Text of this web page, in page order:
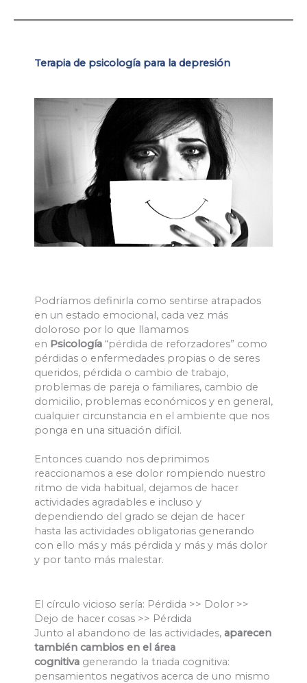
Terapia de psicología para la depresión
Podríamos definirla como sentirse atrapados
en un estado emocional, cada vez más
doloroso por lo que llamamos
en Psicología “pérdida de reforzadores” como
pérdidas o enfermedades propias o de seres
queridos, pérdida o cambio de trabajo,
problemas de pareja o familiares, cambio de
domicilio, problemas económicos y en general,
cualquier circunstancia en el ambiente que nos
ponga en una situación difícil.
Entonces cuando nos deprimimos
reaccionamos a ese dolor rompiendo nuestro
ritmo de vida habitual, dejamos de hacer
actividades agradables e incluso y
dependiendo del grado se dejan de hacer
hasta las actividades obligatorias generando
con ello más y más pérdida y más y más dolor
y por tanto más malestar.
El círculo vicioso sería: Pérdida >> Dolor >>
Dejo de hacer cosas >> Pérdida
Junto al abandono de las actividades, aparecen
también cambios en el área
cognitiva generando la triada cognitiva:
pensamientos negativos acerca de uno mismo